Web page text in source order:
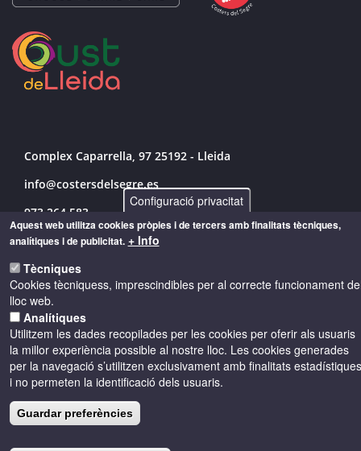
Complex Caparrella, 97 25192 - Lleida
info@costersdelsegre.es
973 264 583
© Copyright 2026 - Drets reservats
Accessibilitat
Política de privacitat
Configuració privacitat
Aquest web utilitza cookies pròpies i de tercers amb finalitats tècniques,
analítiques i de publicitat. + Info
Tècniques
Cookies tècniquess, imprescindibles per al correcte funcionament
lloc web.
Analítiques
Utilitzem les dades recopilades per les cookies per oferir als usuaris
la millor experiència possible al nostre lloc. Les cookies generades
per la navegació s’utilitzen exclusivament amb finalitats estadístiques
i no permeten la identificació dels usuaris.
Guardar preferències